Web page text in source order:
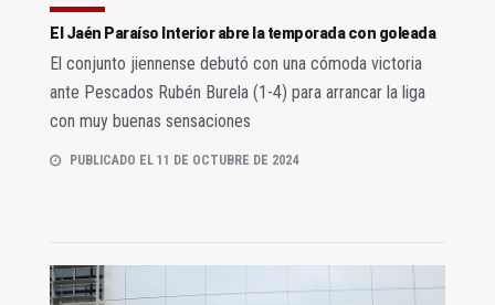
El Jaén Paraíso Interior abre la temporada con goleada
El conjunto jiennense debutó con una cómoda victoria
ante Pescados Rubén Burela (1-4) para arrancar la liga
con muy buenas sensaciones
PUBLICADO EL 11 DE OCTUBRE DE 2024